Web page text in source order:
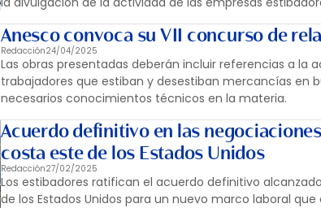
Anesco convoca su VII concurso de
Redacción24/04/2025
Las obras presentadas deberán incluir referencias a la
trabajadores que estiban y desestiban mercancías en
necesarios conocimientos técnicos en la materia.
Acuerdo definitivo en las
costa este de los Estados Unidos
Redacción27/02/2025
Los estibadores ratifican el acuerdo definitivo
de los Estados Unidos para un nuevo marco laboral